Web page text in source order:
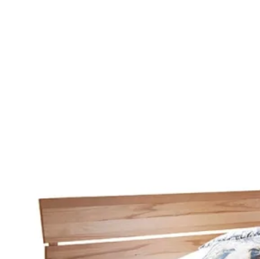
Topmadrasser 160x200
Topmadrasser 140x200
Topmadrasser 120x200
Topmadrasser 90x200
Topmadrasser 80x200
Se flere størrelser